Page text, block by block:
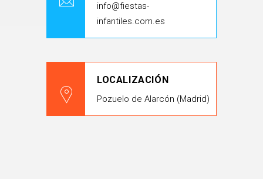
info@fiestas-
infantiles.com.es
LOCALIZACIÓN
Pozuelo de Alarcón (Madrid)